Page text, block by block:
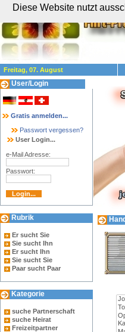
Freitag, 07. August
User/Login
Gratis anmelden...
Passwort vergessen?
User Login...
e-Mail Adresse:
Passwort:
Rubrik
Er sucht Sie
Sie sucht Ihn
Er sucht Ihn
Sie sucht Sie
Paar sucht Paar
Kategorie
suche Partnerschaft
suche Heirat
Freizeitpartner
Diese Website nutzt